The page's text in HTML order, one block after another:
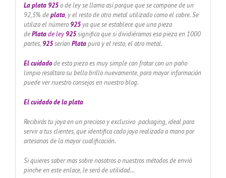
La plata 925 o de ley se llama así porque que se compone de un
92,5% deplata,y el resto de otro metal utilizado como el cobre. Se
utiliza el número 925ya que se establece que una pieza
dePlatade ley925significa que si dividiéramos esa pieza en 1000
partes, 925seríanPlatapura y el resto, el otro metal.
El cuidadode esta pieza es muy simple con frotar con un paño
limpio resaltara su bello brillo nuevamente, para mayor información
puede ver nuestro consejos en nuestro blog.
El cuidado dela plata
Recibirás tu joya en un precioso y exclusivo packaging, ideal para
servir a tus clientes, que identifica cada joya realizada a mano por
artesanos de la mayor cualificación.
Si quieres saber mas sobre nosotros o nuestros métodos de envió
pinche en este enlace, le será de utilidad…